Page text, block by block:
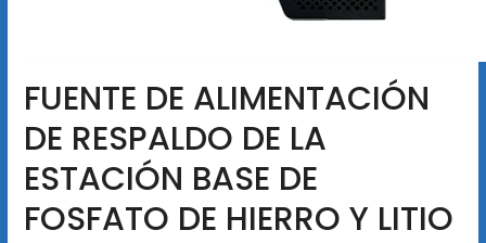
FUENTE DE ALIMENTACIÓN
DE RESPALDO DE LA
ESTACIÓN BASE DE
FOSFATO DE HIERRO Y LITIO